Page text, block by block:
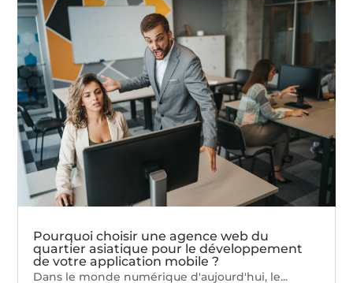
Pourquoi choisir une agence web du
quartier asiatique pour le développement
de votre application mobile ?
Dans le monde numérique d'aujourd'hui, le...